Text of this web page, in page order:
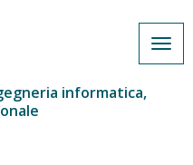
informatica,